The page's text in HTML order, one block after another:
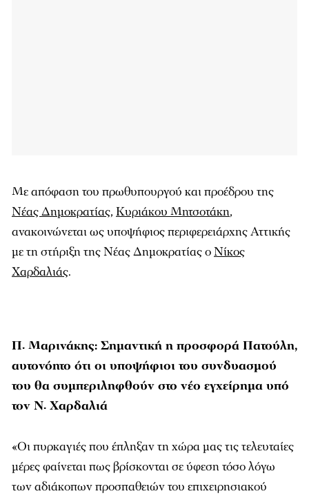
Με απόφαση του πρωθυπουργού και προέδρου της
Νέας Δημοκρατίας, Κυριάκου Μητσοτάκη,
ανακοινώνεται ως υποψήφιος περιφερειάρχης Αττικής
με τη στήριξη της Νέας Δημοκρατίας οΝίκος
Χαρδαλιάς.
Π. Μαρινάκης: Σημαντική η προσφορά Πατούλη,
αυτονόητο ότι οι υποψήφιοι του συνδυασμού
του θα συμπεριληφθούν στο νέο εγχείρημα υπό
τον Ν. Χαρδαλιά
«Οι πυρκαγιές που έπληξαν τη χώρα μας τις τελευταίες
μέρες φαίνεται πως βρίσκονται σε ύφεση τόσο λόγω
των αδιάκοπων προσπαθειών του επιχειρησιακού